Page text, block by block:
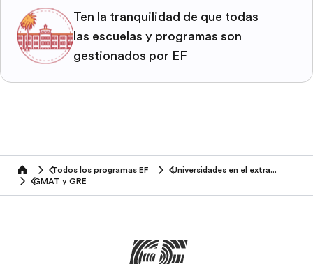
Ten la tranquilidad de que todas
las escuelas y programas son
gestionados por EF
home Todos los programas EF
Universidades en el extranjero
GMAT y GRE